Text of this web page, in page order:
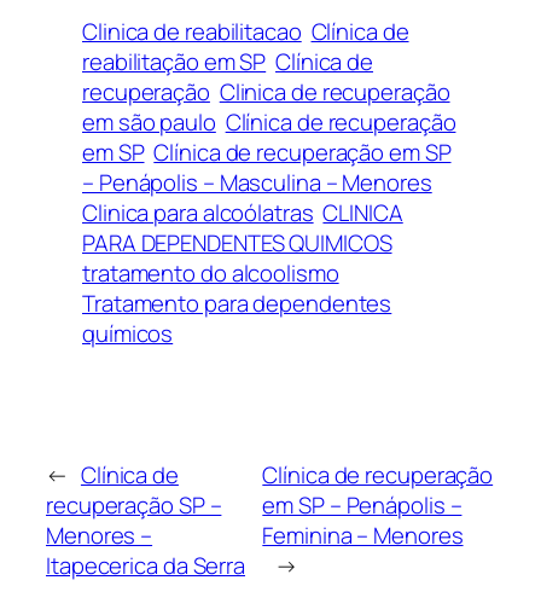
Clinica de reabilitacao Clínica de
reabilitação em SP Clínica de
recuperação Clinica de recuperação
em são paulo Clínica de recuperação
em SP Clínica de recuperação em SP
– Penápolis – Masculina – Menores
Clinica para alcoólatras CLINICA
PARA DEPENDENTES QUIMICOS
tratamento do alcoolismo
Tratamento para dependentes
químicos
← Clínica de
recuperação SP –
Menores –
Itapecerica da Serra
Clínica de recuperação
em SP – Penápolis –
Feminina – Menores
→